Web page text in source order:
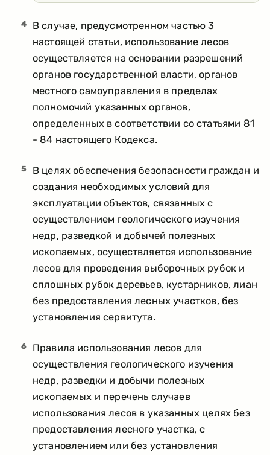
4
В случае, предусмотренном частью 3
настоящей статьи, использование лесов
осуществляется на основании разрешений
органов государственной власти, органов
местного самоуправления в пределах
полномочий указанных органов,
определенных в соответствии со статьями 81
- 84 настоящего Кодекса.
5
В целях обеспечения безопасности граждан и
создания необходимых условий для
эксплуатации объектов, связанных с
осуществлением геологического изучения
недр, разведкой и добычей полезных
ископаемых, осуществляется использование
лесов для проведения выборочных рубок и
сплошных рубок деревьев, кустарников, лиан
без предоставления лесных участков, без
установления сервитута.
6
Правила использования лесов для
осуществления геологического изучения
недр, разведки и добычи полезных
ископаемых и перечень случаев
использования лесов в указанных целях без
предоставления лесного участка, с
установлением или без установления